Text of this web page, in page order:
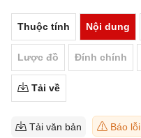
Thuộc tính Nội dung
Lược đồ Đính chính
Tải về
Tải văn bản Báo lỗi